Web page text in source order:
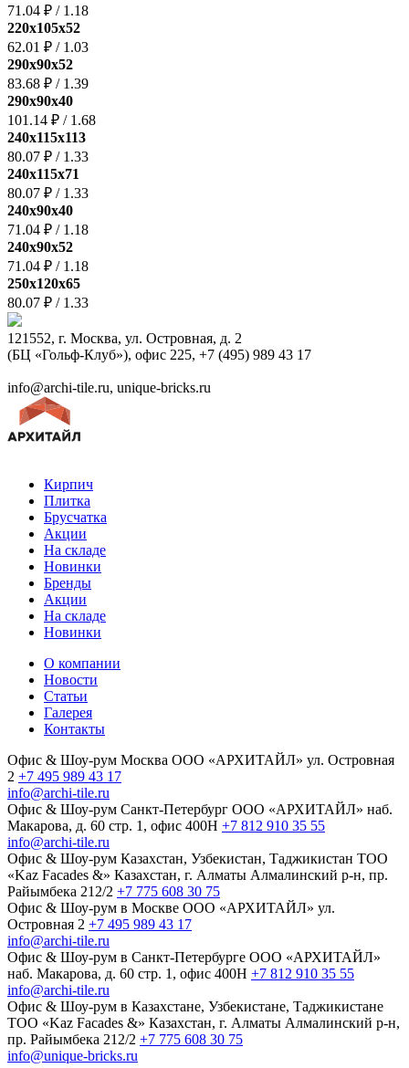
71.04 ₽ / 1.18
220x105x52
62.01 ₽ / 1.03
290x90x52
83.68 ₽ / 1.39
290х90х40
101.14 ₽ / 1.68
240х115х113
80.07 ₽ / 1.33
240х115х71
80.07 ₽ / 1.33
240x90х40
71.04 ₽ / 1.18
240x90х52
71.04 ₽ / 1.18
250х120х65
80.07 ₽ / 1.33
121552, г. Москва, ул. Островная, д. 2
(БЦ «Гольф-Клуб»), офис 225, +7 (495) 989 43 17
info@archi-tile.ru, unique-bricks.ru
Кирпич
Плитка
Брусчатка
Акции
На складе
Новинки
Бренды
Акции
На складе
Новинки
О компании
Новости
Статьи
Галерея
Контакты
Офис & Шоу-рум Москва ООО «АРХИТАЙЛ» ул. Островная
2 +7 495 989 43 17
info@archi-tile.ru
Офис & Шоу-рум Санкт-Петербург ООО «АРХИТАЙЛ» наб.
Макарова, д. 60 стр. 1, офис 400Н +7 812 910 35 55
info@archi-tile.ru
Офис & Шоу-рум Казахстан, Узбекистан, Таджикистан TOO
«Kaz Facades &» Казахстан, г. Алматы Алмалинский р-н, пр.
Райымбека 212/2 +7 775 608 30 75
Офис & Шоу-рум в Москве ООО «АРХИТАЙЛ» ул.
Островная 2 +7 495 989 43 17
info@archi-tile.ru
Офис & Шоу-рум в Санкт-Петербурге ООО «АРХИТАЙЛ»
наб. Макарова, д. 60 стр. 1, офис 400Н +7 812 910 35 55
info@archi-tile.ru
Офис & Шоу-рум в Казахстане, Узбекистане, Таджикистане
TOO «Kaz Facades &» Казахстан, г. Алматы Алмалинский р-н,
пр. Райымбека 212/2 +7 775 608 30 75
info@unique-bricks.ru